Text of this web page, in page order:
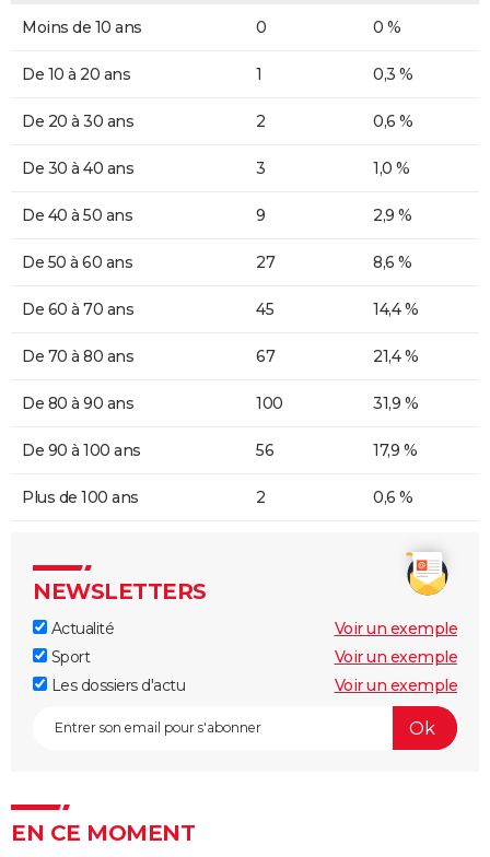
Moins de 10 ans 0 0 %
De 10 à 20 ans 1 0,3 %
De 20 à 30 ans 2 0,6 %
De 30 à 40 ans 3 1,0 %
De 40 à 50 ans 9 2,9 %
De 50 à 60 ans 27 8,6 %
De 60 à 70 ans 45 14,4 %
De 70 à 80 ans 67 21,4 %
De 80 à 90 ans 100 31,9 %
De 90 à 100 ans 56 17,9 %
Plus de 100 ans 2 0,6 %
NEWSLETTERS
Actualité
Voir un exemple
Sport
Voir un exemple
Les dossiers d'actu
Voir un exemple
EN CE MOMENT